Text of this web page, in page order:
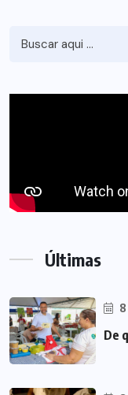
Últimas
8
De